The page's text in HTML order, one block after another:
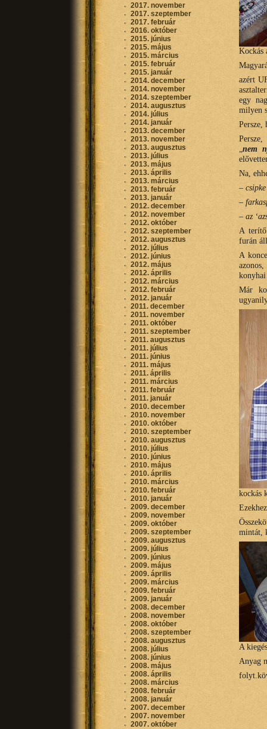
Kockás
azért
egy
milyen
Persze,
nem
Na,
–
–
–az
A
furán
A
konyhai
Már
kockás
mintát,
A
Anyag
2017. november
2017. szeptember
2017. február
2016. október
2015. június
2015. május
2015. március
2015. február
2015. január
2014. december
2014. november
2014. szeptember
2014. augusztus
2014. július
2014. január
2013. december
2013. november
2013. augusztus
2013. július
2013. május
2013. április
2013. március
2013. február
2013. január
2012. december
2012. november
2012. október
2012. szeptember
2012. augusztus
2012. július
2012. június
2012. május
2012. április
2012. március
2012. február
2012. január
2011. december
2011. november
2011. október
2011. szeptember
2011. augusztus
2011. július
2011. június
2011. május
2011. április
2011. március
2011. február
2011. január
2010. december
2010. november
2010. október
2010. szeptember
2010. augusztus
2010. július
2010. június
2010. május
2010. április
2010. március
2010. február
2010. január
2009. december
2009. november
2009. október
2009. szeptember
2009. augusztus
2009. július
2009. június
2009. május
2009. április
2009. március
2009. február
2009. január
2008. december
2008. november
2008. október
2008. szeptember
2008. augusztus
2008. július
2008. június
2008. május
2008. április
2008. március
2008. február
2008. január
2007. december
2007. november
2007. október